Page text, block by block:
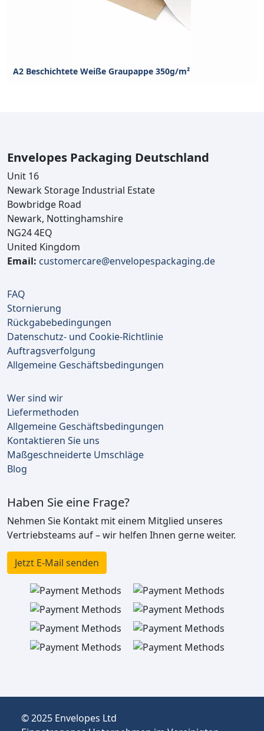
A2 Beschichtete Weiße Graupappe 350g/m²
Envelopes Packaging Deutschland
Unit 16
Newark Storage Industrial Estate
Bowbridge Road
Newark, Nottinghamshire
NG24 4EQ
United Kingdom
Email: customercare@envelopespackaging.de
FAQ
Stornierung
Rückgabebedingungen
Datenschutz- und Cookie-Richtlinie
Auftragsverfolgung
Allgemeine Geschäftsbedingungen
Wer sind wir
Liefermethoden
Allgemeine Geschäftsbedingungen
Kontaktieren Sie uns
Maßgeschneiderte Umschläge
Blog
Haben Sie eine Frage?
Nehmen Sie Kontakt mit einem Mitglied unseres
Vertriebsteams auf – wir helfen Ihnen gerne weiter.
Jetzt E-Mail senden
© 2025 Envelopes Ltd